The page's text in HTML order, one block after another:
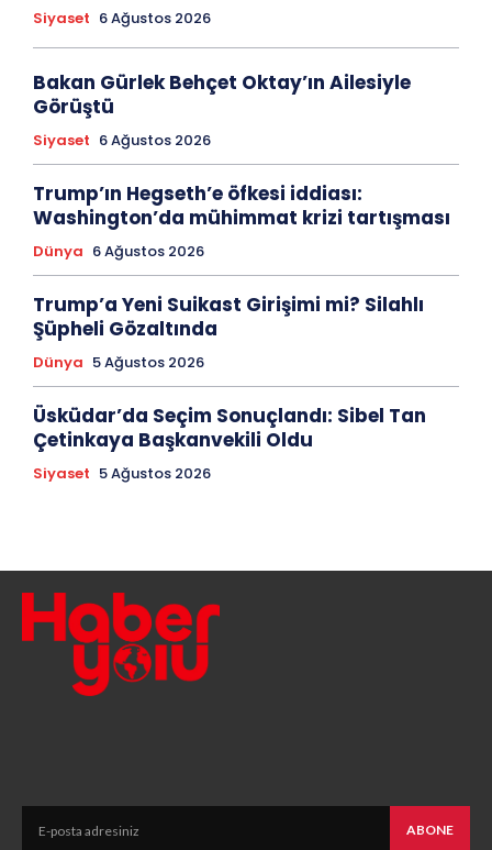
Siyaset 6 Ağustos 2026
Bakan Gürlek Behçet Oktay’ın Ailesiyle
Görüştü
Siyaset 6 Ağustos 2026
Trump’ın Hegseth’e öfkesi iddiası:
Washington’da mühimmat krizi tartışması
Dünya 6 Ağustos 2026
Trump’a Yeni Suikast Girişimi mi? Silahlı
Şüpheli Gözaltında
Dünya 5 Ağustos 2026
Üsküdar’da Seçim Sonuçlandı: Sibel Tan
Çetinkaya Başkanvekili Oldu
Siyaset 5 Ağustos 2026
ABONE